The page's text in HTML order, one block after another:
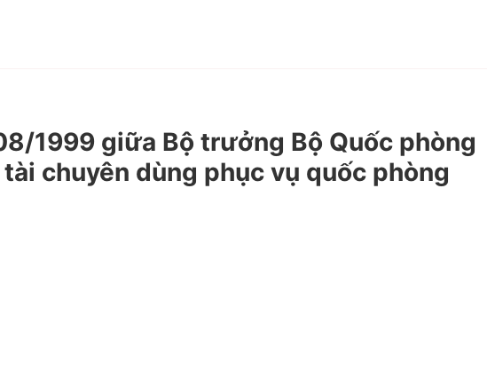
1999 giữa Bộ trưởng Bộ Quốc phòng
chuyên dùng phục vụ quốc phòng